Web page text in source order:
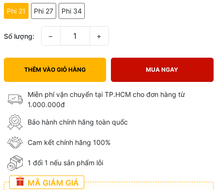
Phi 21
Phi 27 Phi 34
Số lượng: − +
THÊM VÀO GIỎ HÀNG MUA NGAY
Miễn phí vận chuyển tại TP.HCM cho đơn hàng từ
1.000.000đ
Bảo hành chính hãng toàn quốc
Cam kết chính hãng 100%
1 đổi 1 nếu sản phẩm lỗi
MÃ GIẢM GIÁ